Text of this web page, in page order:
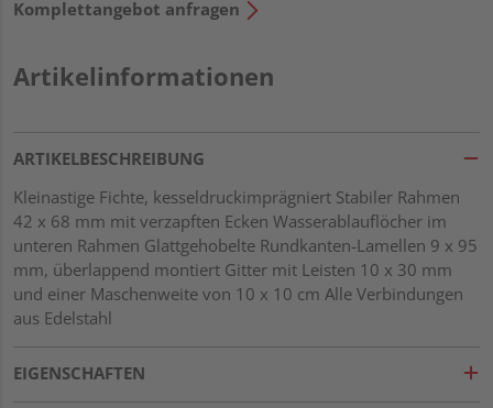
Komplettangebot anfragen
Artikelinformationen
ARTIKELBESCHREIBUNG
Kleinastige Fichte, kesseldruckimprägniert Stabiler Rahmen
42 x 68 mm mit verzapften Ecken Wasserablauflöcher im
unteren Rahmen Glattgehobelte Rundkanten-Lamellen 9 x 95
mm, überlappend montiert Gitter mit Leisten 10 x 30 mm
und einer Maschenweite von 10 x 10 cm Alle Verbindungen
aus Edelstahl
EIGENSCHAFTEN